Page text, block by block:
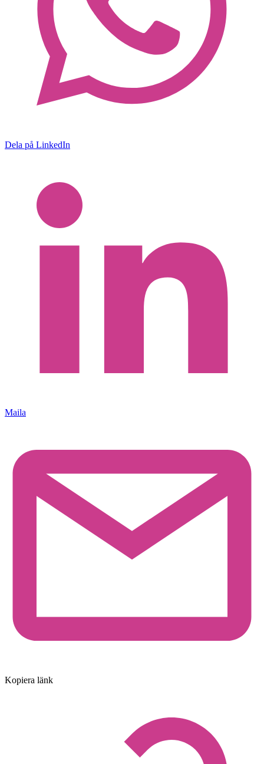
Dela på LinkedIn
Maila
Kopiera länk